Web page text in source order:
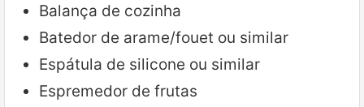
Balança de cozinha
Batedor de arame/fouet ou similar
Espátula de silicone ou similar
Espremedor de frutas